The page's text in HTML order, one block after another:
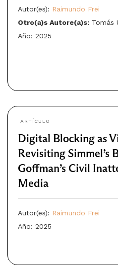
Autor(es): Raimundo Frei
Otro(a)s Autore(a)s: Tomás
Año: 2025
ARTÍCULO
Digital Blocking as
Revisiting Simmel’s
Goffman’s Civil
Media
Autor(es): Raimundo Frei
Año: 2025